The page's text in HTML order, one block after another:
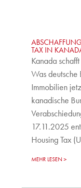
TAX IN
Kanada
Was deutsche
Immobilien
kanadische
17.11.2025
Housing Tax
MEHR LESEN